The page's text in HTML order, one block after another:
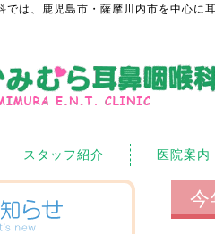
では、鹿児島市・薩摩川内市を中心に
スタッフ紹介 医院案内